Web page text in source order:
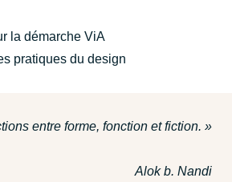
la démarche ViA
pratiques du design
entre forme, fonction et fiction. »
Alok b. Nandi